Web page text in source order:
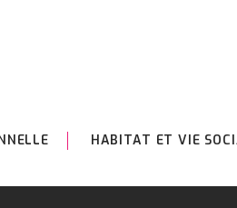
HABITAT ET VIE